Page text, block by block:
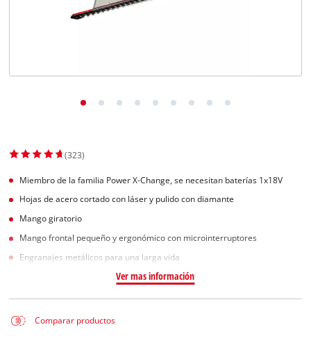
(323)
Miembro de la familia Power X-Change, se necesitan baterías 1x18V
Hojas de acero cortado con láser y pulido con diamante
Mango giratorio
Mango frontal pequeño y ergonómico con microinterruptores
Engranajes metálicos para una larga vida
Ver mas información
Comparar productos